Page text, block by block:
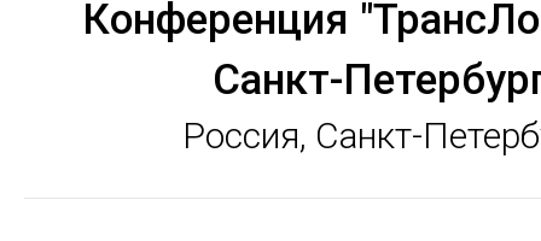
Конференция
Санкт-
Россия, Санкт-